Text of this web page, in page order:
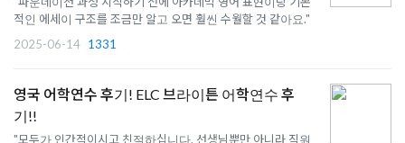
적인 에세이 구조를 조금만 알고 오면 훨씬 수월할 것 같아요."
2025-06-14 1331
영국 어학연수 후기! ELC 브라이튼 어학연수 후
기!!
"모두가 인간적이시고 친절하십니다. 선생님뿐만 아니라 직원